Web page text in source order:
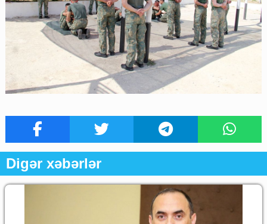
Digər xəbərlər